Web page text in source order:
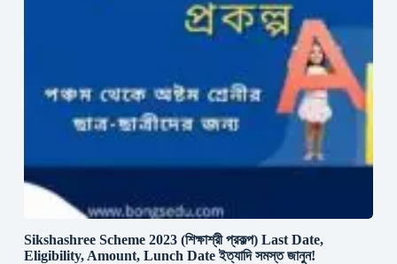
Sikshashree Scheme 2023 (শিক্ষাশ্রী প্রকল্প) Last Date,
Eligibility, Amount, Lunch Date ইত্যাদি সমস্ত জানুন!